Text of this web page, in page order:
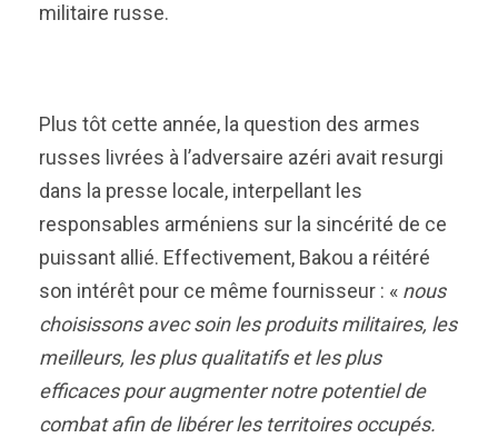
militaire russe.
Plus tôt cette année, la question des armes
russes livrées à l’adversaire azéri avait resurgi
dans la presse locale, interpellant les
responsables arméniens sur la sincérité de ce
puissant allié. Effectivement, Bakou a réitéré
son intérêt pour ce même fournisseur : « nous
choisissons avec soin les produits militaires, les
meilleurs, les plus qualitatifs et les plus
efficaces pour augmenter notre potentiel de
combat afin de libérer les territoires occupés.